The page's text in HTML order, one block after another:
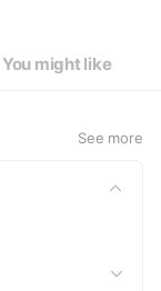
You might like
See more